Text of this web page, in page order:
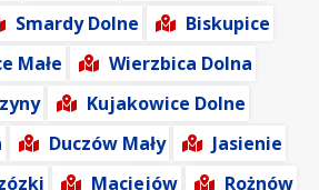
Smardy Dolne
Biskupice
Małe
Wierzbica Dolna
Kujakowice Dolne
Duczów Mały
Jasienie
Maciejów
Rożnów